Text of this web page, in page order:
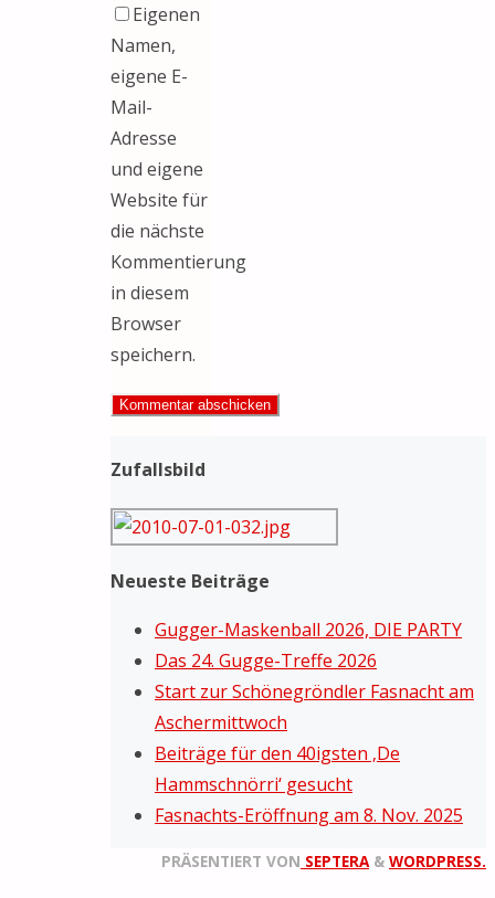
Eigenen
Namen,
eigene E-
Mail-
Adresse
und eigene
Website für
die nächste
Kommentierung
in diesem
Browser
speichern.
Zufallsbild
Neueste Beiträge
Gugger-Maskenball 2026, DIE PARTY
Das 24. Gugge-Treffe 2026
Start zur Schönegröndler Fasnacht am
Aschermittwoch
Beiträge für den 40igsten ‚De
Hammschnörri‘ gesucht
Fasnachts-Eröffnung am 8. Nov. 2025
PRÄSENTIERT VON SEPTERA & WORDPRESS.